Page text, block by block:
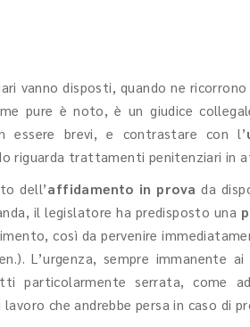
vanno disposti, quando ne
pure è noto, è un giudice
essere brevi, e contrastare con l’
riguarda trattamenti penitenziari in
dell’affidamento in provada
il legislatore ha predisposto una
così da pervenire
L’urgenza, sempre
particolarmente serrata, come
che andrebbe persa in caso di